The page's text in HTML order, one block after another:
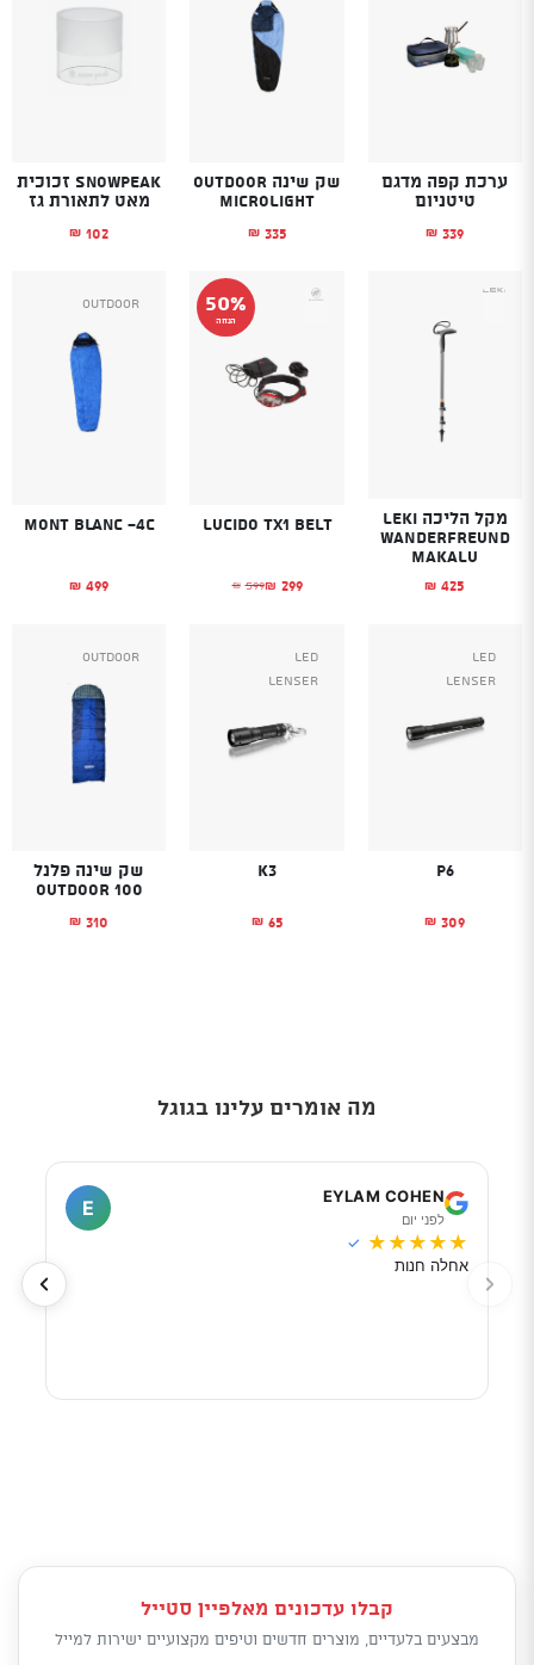
ערכת קפה מדגם
טיטניום
₪ 339
שק שינה OUTDOOR
Microlight
₪ 335
SnowPeak זכוכית
מאט לתאורת גז
₪ 102
מקל הליכה LEKI
WANDERFREUND
MAKALU
₪ 425
50%
הנחה
Lucido TX1 belt
₪ 599
המחיר המקורי היה: ₪599.₪ 299 המחיר הנוכחי הוא: ₪299.
Outdoor
Mont Blanc -4C
₪ 499
Led
Lenser
P6
₪ 309
Led
Lenser
K3
₪ 65
Outdoor
שק שינה פלנל
Outdoor 100
₪ 310
מה אומרים עלינו בגוגל
EYLAM COHEN
לפני יום
E
★
★
★
★
★
✓
אחלה חנות
קבלו עדכונים מאלפיין סטייל
מבצעים בלעדיים, מוצרים חדשים וטיפים מקצועיים ישירות למייל